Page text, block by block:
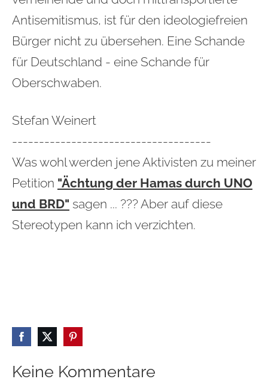
Antisemitismus, ist für den ideologiefreien
Bürger nicht zu übersehen. Eine Schande
für Deutschland - eine Schande für
Oberschwaben.
Stefan Weinert
-------------------------------------
Was wohl werden jene Aktivisten zu meiner
Petition "Ächtung der Hamas durch UNO
und BRD" sagen ... ??? Aber auf diese
Stereotypen kann ich verzichten.
Keine Kommentare